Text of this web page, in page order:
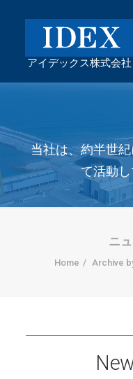
当社は、約半世
て活動し
ニ
Home Archive